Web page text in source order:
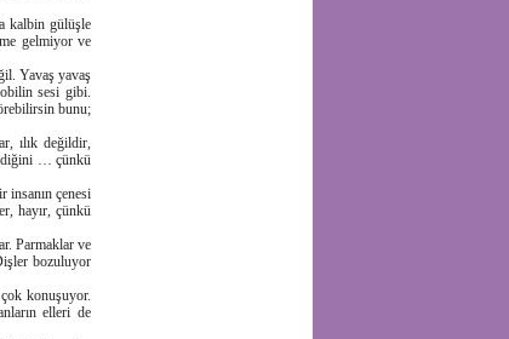
kalbin gülüşle
gelmiyor ve
Yavaş yavaş
sesi gibi.
bunu;
ılık değildir,
… çünkü
insanın çenesi
hayır, çünkü
Parmaklar ve
bozuluyor
konuşuyor.
elleri de